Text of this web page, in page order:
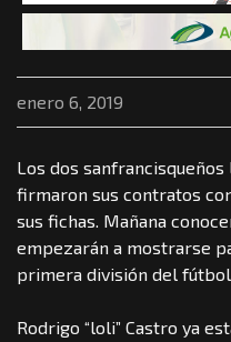
enero 6, 2019
Los dos
firmaron sus contratos
sus fichas. Mañana
empezarán a mostrarse
primera división del
Rodrigo “loli” Castro ya